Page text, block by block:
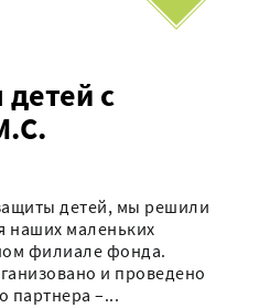
с
детей, мы решили
наших маленьких
филиале фонда.
и проведено
партнера –...